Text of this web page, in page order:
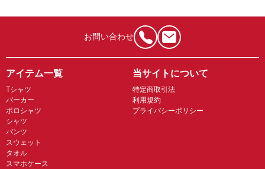
お問い合わせ
アイテム一覧
Tシャツ
パーカー
ポロシャツ
シャツ
パンツ
スウェット
タオル
スマホケース
当サイトについて
特定商取引法
利用規約
プライバシーポリシー